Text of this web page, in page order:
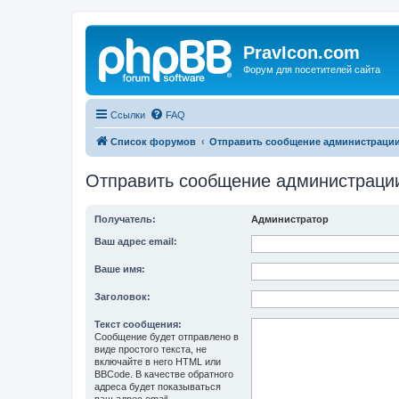
PravIcon.com
Форум для посетителей сайта
Ссылки FAQ
Список форумов Отправить сообщение
Отправить сообщение
Получатель: Администратор
Ваш адрес email:
Ваше имя:
Заголовок:
Текст сообщения:
Сообщение будет отправлено в
виде простого текста, не
включайте в него HTML или
BBCode. В качестве обратного
адреса будет показываться